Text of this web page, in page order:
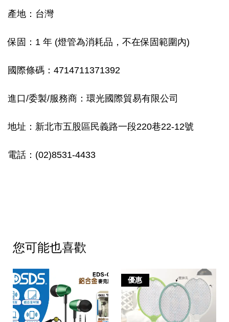
產地：台灣
保固：1 年 (燈管為消耗品，不在保固範圍內)
國際條碼：4714711371392
進口/委製/服務商：環光國際貿易有限公司
地址：新北市五股區民義路一段220巷22-12號
電話：(02)8531-4433
您可能也喜歡
優惠